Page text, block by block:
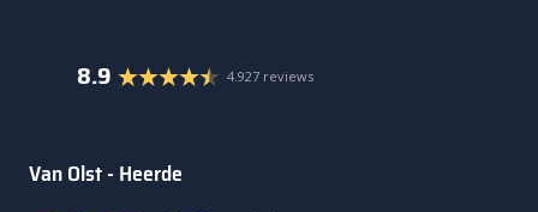
8.9 4.927 reviews
Van Olst - Heerde